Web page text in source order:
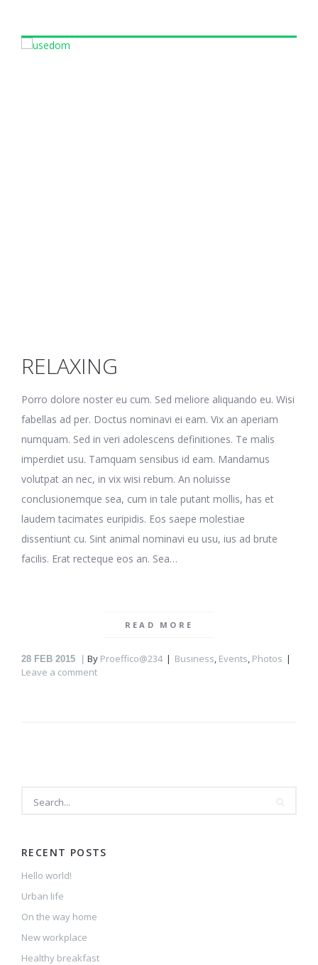
RELAXING
Porro dolore noster eu cum. Sed meliore aliquando eu. Wisi
fabellas ad per. Doctus nominavi ei eam. Vix an aperiam
numquam. Sed in veri adolescens definitiones. Te malis
imperdiet usu. Tamquam sensibus id eam. Mandamus
volutpat an nec, in vix wisi rebum. An noluisse
conclusionemque sea, cum in tale putant mollis, has et
laudem tacimates euripidis. Eos saepe molestiae
dissentiunt cu. Sint animal nominavi eu usu, ius ad brute
facilis. Erat recteque eos an. Sea…
READ MORE
28 FEB 2015 By Proeffico@234 Business, Events, Photos
Leave a comment
RECENT POSTS
Hello world!
Urban life
On the way home
New workplace
Healthy breakfast